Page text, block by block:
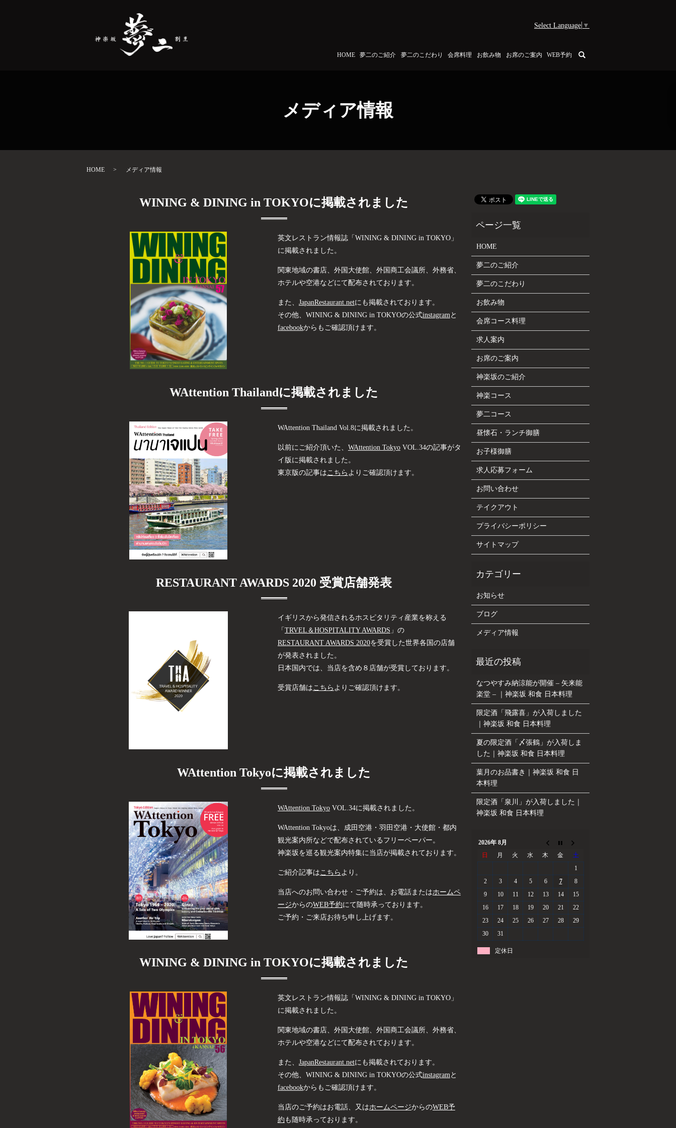
HOME 夢二のご紹介 夢二のこだわり 会席料理 お飲み物 お席のご案内 WEB予約
Select Language ▼
メディア情報
HOME メディア情報
WINING & DINING in TOKYOに掲載されました
英文レストラン情報誌「WINING & DINING in TOKYO」
に掲載されました。
関東地域の書店、外国大使館、 外国商工会議所、外務省、
ホテルや空港などにて配布されております。
また、 JapanRestaurant.netにも掲載されております。
その他、WINING & DINING in TOKYOの公式instagram と
facebookからもご確認頂けます。
WAttention Thailandに掲載されました
WAttention Thailand Vol.8に掲載されました。
以前にご紹介頂いた、 WAttention TokyoVOL.34の記事がタ
イ版に掲載されました。
東京版の記事はこちら よりご確認頂けます。
RESTAURANT AWARDS 2020 受賞店舗発表
イギリスから発信されるホスピタリティ産業を称える
「 TRVEL＆HOSPITALITY AWARDS 」の
RESTAURANT AWARDS 2020を受賞した世界各国の店舗
が発表されました。
日本国内では、当店を含め８店舗が受賞しております。
受賞店舗はこちら よりご確認頂けます。
WAttention Tokyoに掲載されました
WAttention TokyoVOL.34に掲載されました。
WAttention Tokyoは、成田空港・羽田空港・大使館・都内
観光案内所などで配布されているフリーペーパー。
神楽坂を巡る観光案内特集に当店が掲載されております。
ご紹介記事は こちら より。
当店へのお問い合わせ・ご予約は、お電話またはホームペ
ージからのWEB予約にて随時承っております。
ご予約・ご来店お待ち申し上げます。
WINING & DINING in TOKYOに掲載されました
英文レストラン情報誌「 WINING & DINING in TOKYO」
に掲載されました。
関東地域の書店、外国大使館、 外国商工会議所、外務省、
ホテルや空港などにて配布されております。
また、 JapanRestaurant.netにも掲載されております。
その他、WINING & DINING in TOKYOの公式instagramと
facebookからもご確認頂けます。
当店のご予約はお電話、又はホームページからのWEB予
約 も随時承っております。
HOME
夢二のご紹介
夢二のこだわり
お飲み物
会席コース料理
求人案内
お席のご案内
神楽坂のご紹介
神楽コース
夢二コース
昼懐石・ランチ御膳
お子様御膳
求人応募フォーム
お問い合わせ
テイクアウト
プライバシーポリシー
サイトマップ
お知らせ
ブログ
メディア情報
なつやすみ納涼能が開催 – 矢来能
楽堂 – ｜神楽坂 和食 日本料理
限定酒「飛露喜」が入荷しました
｜神楽坂 和食 日本料理
夏の限定酒「〆張鶴」が入荷しま
した｜神楽坂 和食 日本料理
葉月のお品書き｜神楽坂 和食 日
本料理
限定酒「泉川」が入荷しました｜
神楽坂 和食 日本料理
2026年 8月
日
月 火 水 木 金
土
1
2
3 4 5 6 7
8
9
10 11 12 13 14
15
16
17 18 19 20 21
22
23
24 25 26 27 28
29
30
31
定休日